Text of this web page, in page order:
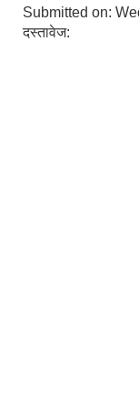
Submitted on:
दस्तावेज: